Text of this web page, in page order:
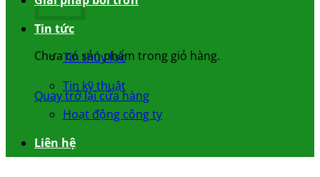
Chưa có sản phẩm trong giỏ hàng.
Quay trở lại cửa hàng
Tin tức
Tin thủy lực
Tin kỹ thuật
Hoạt động công ty
Liên hệ